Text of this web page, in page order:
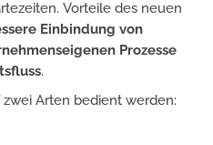
Vorteile des neuen
Einbindung von
Prozesse
.
Arten bedient werden: